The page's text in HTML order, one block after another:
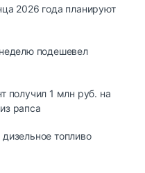
2026 года планируют
подешевел
получил 1 млн руб. на
рапса
топливо